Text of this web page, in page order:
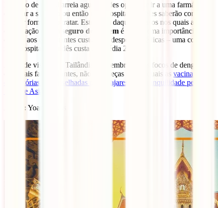
No caso de uma diarreia aguda podes optar por ir a uma farmácia e
explicar a situação ou então ir ao hospital que eles saberão como a
melhor forma de a tratar. Este é um daqueles casos nos quais a
contratação de um
seguro de viagem é de extrema importância
devido aos exorbitantes custos das despesas médicas – uma consulta
num hospital tailandês custa em média 200€.
Antes de visitares a Tailândia, e relembrando os focos de dengue
dos quais falamos antes, não t esqueças de ver quais as vacinas
obrigatórias e aconselhadas para viajares com tranquilidade pelo
Sudeste Asiático
Autor: Yoan Santos